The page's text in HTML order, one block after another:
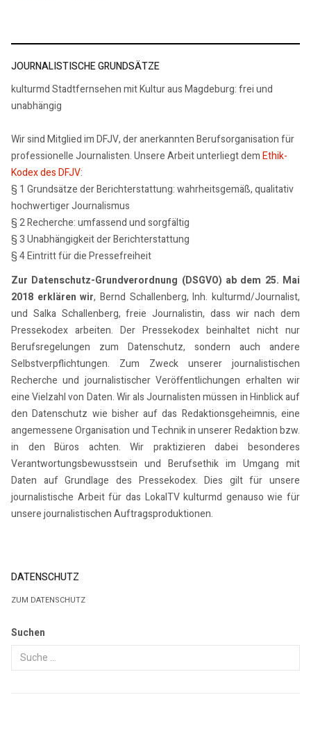
JOURNALISTISCHE GRUNDSÄTZE
kulturmd Stadtfernsehen mit Kultur aus Magdeburg: frei und
unabhängig
Wir sind Mitglied im DFJV, der anerkannten Berufsorganisation für
professionelle Journalisten. Unsere Arbeit unterliegt demEthik-
Kodex des DFJV:
§ 1 Grundsätze der Berichterstattung: wahrheitsgemäß, qualitativ
hochwertiger Journalismus
§ 2 Recherche: umfassend und sorgfältig
§ 3 Unabhängigkeit der Berichterstattung
§ 4 Eintritt für die Pressefreiheit
Zur Datenschutz-Grundverordnung (DSGVO) ab dem 25. Mai
2018 erklären wir, Bernd Schallenberg, Inh. kulturmd/Journalist,
und Salka Schallenberg, freie Journalistin, dass wir nach dem
Pressekodex arbeiten. Der Pressekodex beinhaltet nicht nur
Berufsregelungen zum Datenschutz, sondern auch andere
Selbstverpflichtungen. Zum Zweck unserer journalistischen
Recherche und journalistischer Veröffentlichungen erhalten wir
eine Vielzahl von Daten. Wir als Journalisten müssen in Hinblick auf
den Datenschutz wie bisher auf das Redaktionsgeheimnis, eine
angemessene Organisation und Technik in unserer Redaktion bzw.
in den Büros achten. Wir praktizieren dabei besonderes
Verantwortungsbewusstsein und Berufsethik im Umgang mit
Daten auf Grundlage des Pressekodex. Dies gilt für unsere
journalistische Arbeit für das LokalTV kulturmd genauso wie für
unsere journalistischen Auftragsproduktionen.
DATENSCHUTZ
ZUM DATENSCHUTZ
Suchen